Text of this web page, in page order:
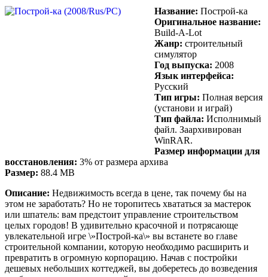
Название: Построй-ка
Оригинальное название:
Build-A-Lot
Жанр: строительный
симулятор
Год выпуска: 2008
Язык интерфейса:
Русский
Тип игры: Полная версия
(установи и играй)
Тип файла: Исполнимый
файл. Заархивирован
WinRAR.
Размер информации для
восстановления: 3% от размера архива
Размер: 88.4 MB
Описание: Недвижимость всегда в цене, так почему бы на
этом не заработать? Но не торопитесь хвататься за мастерок
или шпатель: вам предстоит управление строительством
целых городов! В удивительно красочной и потрясающе
увлекательной игре \»Построй-ка\» вы встанете во главе
строительной компании, которую необходимо расширить и
превратить в огромную корпорацию. Начав с постройки
дешевых небольших коттеджей, вы доберетесь до возведения